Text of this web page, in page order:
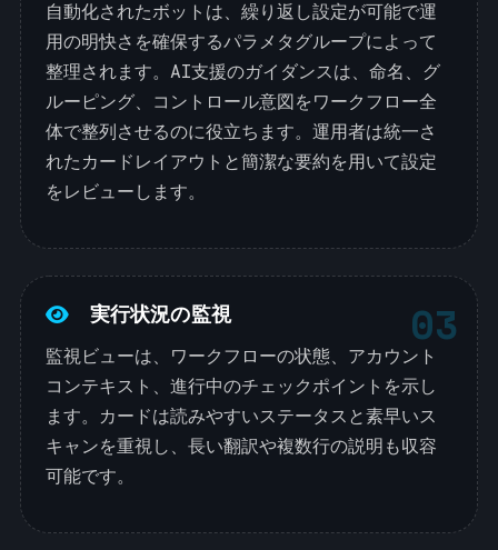
自動化されたボットは、繰り返し設定が可能で運
用の明快さを確保するパラメタグループによって
整理されます。AI支援のガイダンスは、命名、グ
ルーピング、コントロール意図をワークフロー全
体で整列させるのに役立ちます。運用者は統一さ
れたカードレイアウトと簡潔な要約を用いて設定
をレビューします。
03
実行状況の監視
監視ビューは、ワークフローの状態、アカウント
コンテキスト、進行中のチェックポイントを示し
ます。カードは読みやすいステータスと素早いス
キャンを重視し、長い翻訳や複数行の説明も収容
可能です。